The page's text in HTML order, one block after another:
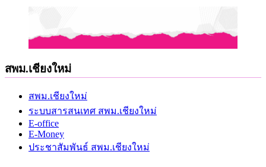
สพม.เชียงใหม่
สพม.เชียงใหม่
ระบบสารสนเทศ สพม.เชียงใหม่
E-office
E-Money
ประชาสัมพันธ์ สพม.เชียงใหม่